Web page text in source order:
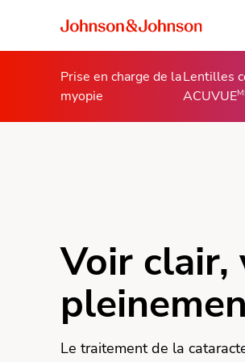
Prise en charge de la
myopie
Lentilles
ACUVUE
Voir clair,
Le traitement de la